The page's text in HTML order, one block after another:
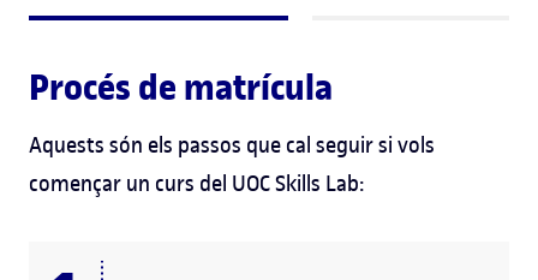
Procés de matrícula
Aquests són els passos que cal seguir si vols
començar un curs del UOC Skills Lab: